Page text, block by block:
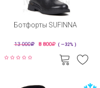
Ботфорты SUFINNA
13 000 8 800 ( —32% )